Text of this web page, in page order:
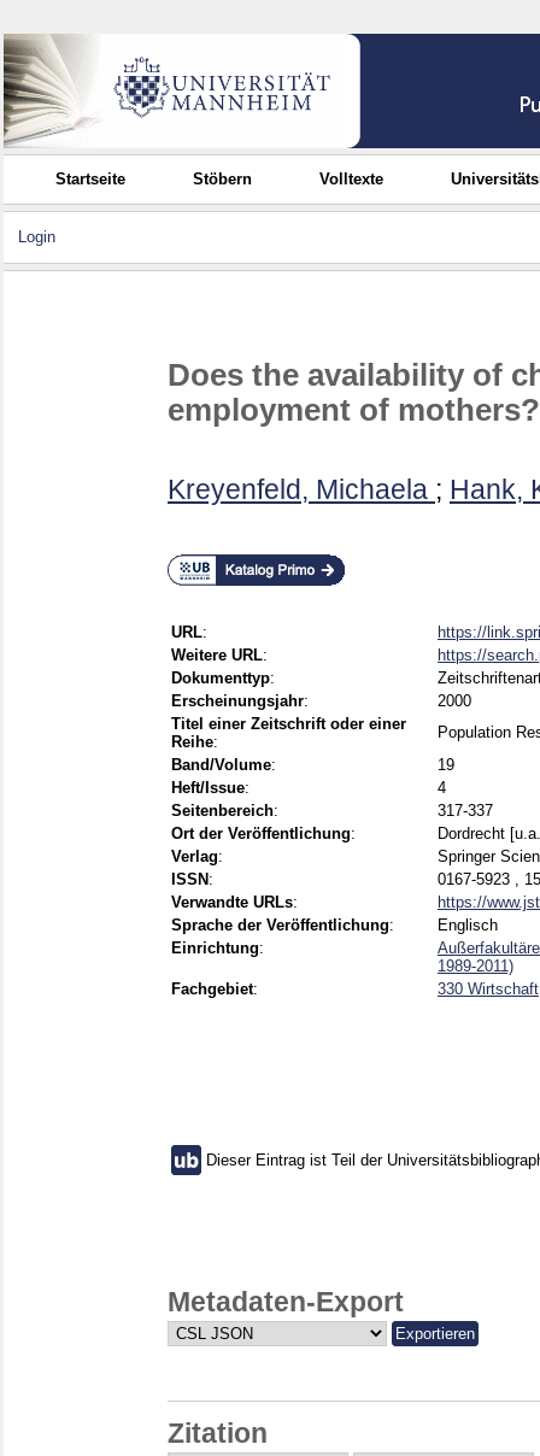
Startseite Stöbern Volltexte
Login
Does the availability of
employment of
Kreyenfeld, Michaela ; Hank,
URL:
https://
Weitere URL:
https://
Dokumenttyp:
Erscheinungsjahr:
2000
Titel einer Zeitschrift oder einer
Reihe:
Population
Band/Volume:
19
Heft/Issue:
4
Seitenbereich:
317-337
Ort der Veröffentlichung:
Dordrecht
Verlag:
Springer
ISSN :
0167-5923 ,
Verwandte URLs:
https://
Sprache der Veröffentlichung:
Englisch
Einrichtung:
1989-2011)
Fachgebiet: 330 Wirtschaft
Dieser Eintrag ist Teil der
Metadaten-Export
Zitation